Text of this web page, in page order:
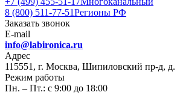
8 (800) 511-77-51Регионы РФ
Заказать звонок
E-mail
info@labironica.ru
Адрес
115551, г. Москва, Шипиловский пр-
Режим работы
Пн. – Пт.: с 9:00 до 18:00